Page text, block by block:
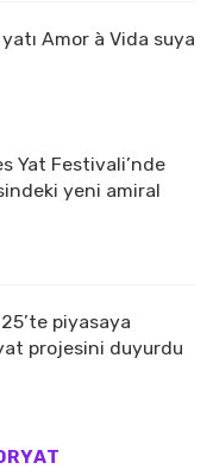
Amor à Vida suya
Yat Festivali’nde
yeni amiral
piyasaya
projesini duyurdu